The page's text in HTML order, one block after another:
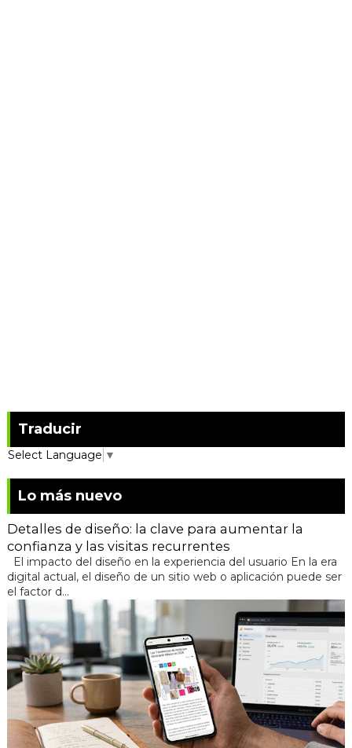
Traducir
Select Language ▼
Lo más nuevo
Detalles de diseño: la clave para aumentar la
confianza y las visitas recurrentes
El impacto del diseño en la experiencia del usuario En la era
digital actual, el diseño de un sitio web o aplicación puede ser
el factor d...